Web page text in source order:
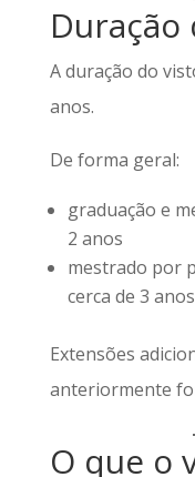
A duração do
anos.
De forma geral:
graduação e
2 anos
mestrado por
cerca de 3 anos
Extensões
anteriormente
O que o